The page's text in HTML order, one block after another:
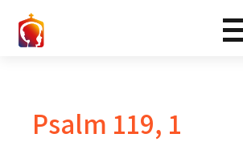
Psalm 119, 1